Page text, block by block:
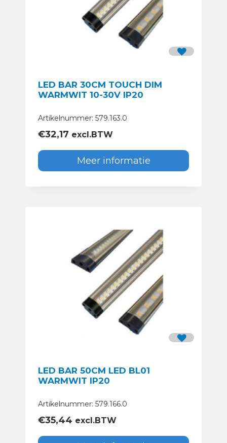
LED BAR 30CM TOUCH DIM
WARMWIT 10-30V IP20
Artikelnummer: 579.163.0
€32,17 excl.BTW
Meer informatie
LED BAR 50CM LED BL01
WARMWIT IP20
Artikelnummer: 579.166.0
€35,44 excl.BTW